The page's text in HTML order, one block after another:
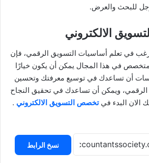
الالكتروني
في تعلم أساسيات التسويق الرقمي، فإن
في هذا المجال يمكن أن يكون خيارًا
أن تساعدك في توسيع معرفتك وتحسين
ويمكن أن تساعدك في تحقيق النجاح
الان البدء فيتخصص التسويق الالكتروني .
نسخ الرابط